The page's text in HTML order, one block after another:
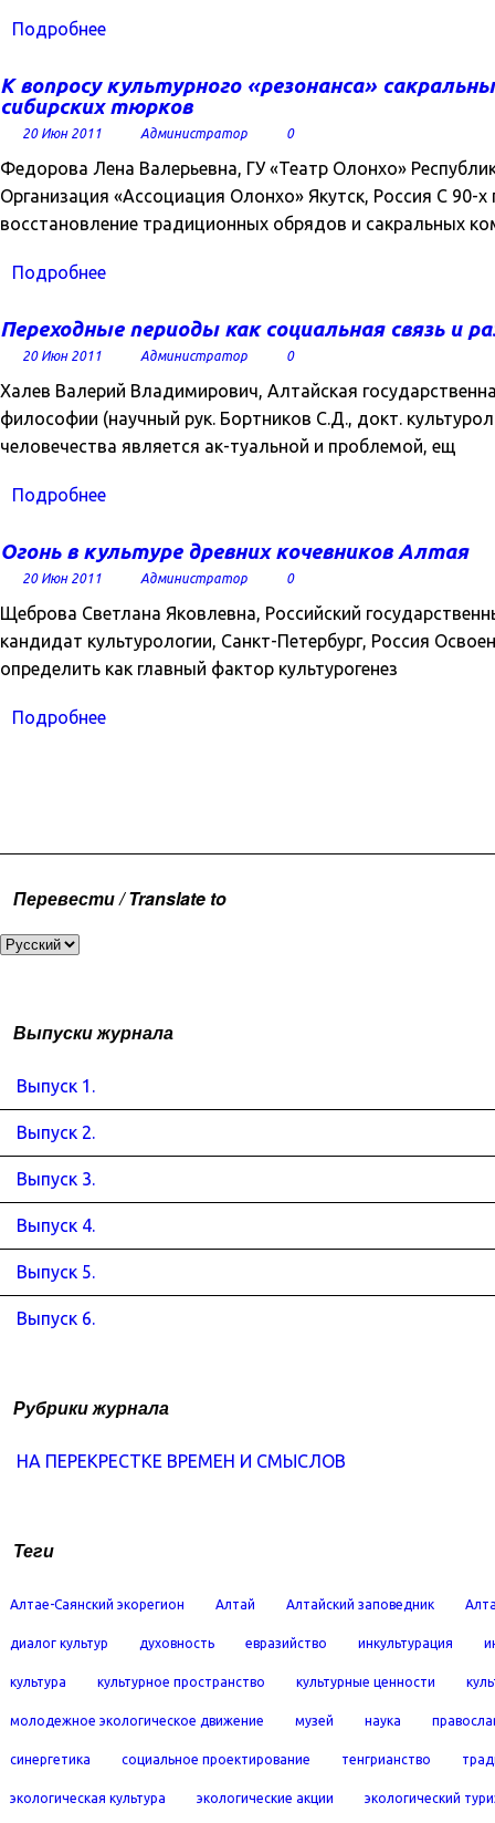
Подробнее
К вопросу культурного «резонанса»
сибирских тюрков
20 Июн 2011 Администратор 0
Федорова Лена Валерьевна, ГУ «Театр Олонхо»
Организация «Ассоциация Олонхо» Якутск, Россия C
восстановление традиционных обрядов и сакральных
Подробнее
Переходные периоды как социальная связь и
20 Июн 2011 Администратор 0
Халев Валерий Владимирович, Алтайская
философии (научный рук. Бортников С.Д., докт.
человечества является ак-туальной и проблемой, ещ
Подробнее
Огонь в культуре древних кочевников Алтая
20 Июн 2011 Администратор 0
Щеброва Светлана Яковлевна, Российский
кандидат культурологии, Санкт-Петербург, Россия
определить как главный фактор культурогенез
Подробнее
Перевести / Translate to
Выпуски журнала
Выпуск 1.
Выпуск 2.
Выпуск 3.
Выпуск 4.
Выпуск 5.
Выпуск 6.
Рубрики журнала
НА ПЕРЕКРЕСТКЕ ВРЕМЕН И СМЫСЛОВ
Теги
Алтае-Саянский экорегион Алтай Алтайский заповедник
диалог культур духовность евразийство инкультурация
культура культурное пространство культурные ценности
молодежное экологическое движение музей наука
синергетика социальное проектирование тенгрианство
экологическая культура экологические акции экологический